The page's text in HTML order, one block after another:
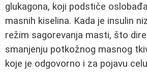
glukagona, koji podstiče
masnih kiselina. Kada je insulin
režim sagorevanja masti, što
smanjenju potkožnog masnog
koje je odgovorno i za pojavu